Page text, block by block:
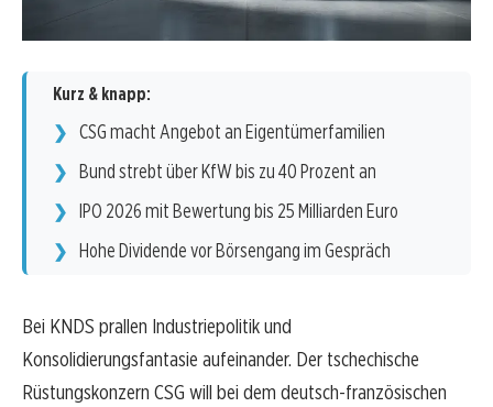
Kurz & knapp:
CSG macht Angebot an Eigentümerfamilien
Bund strebt über KfW bis zu 40 Prozent an
IPO 2026 mit Bewertung bis 25 Milliarden Euro
Hohe Dividende vor Börsengang im Gespräch
Bei KNDS prallen Industriepolitik und
Konsolidierungsfantasie aufeinander. Der tschechische
Rüstungskonzern CSG will bei dem deutsch-französischen